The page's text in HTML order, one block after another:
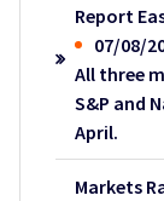
Report
07/08/
All three
S&P and
April.
Markets